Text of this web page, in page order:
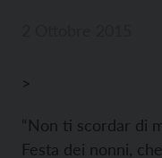
>
“Non ti scordar di
Festa dei nonni,